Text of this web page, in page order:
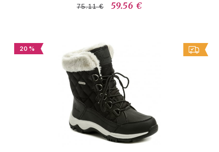
75.11 € 59.56 €
20 %